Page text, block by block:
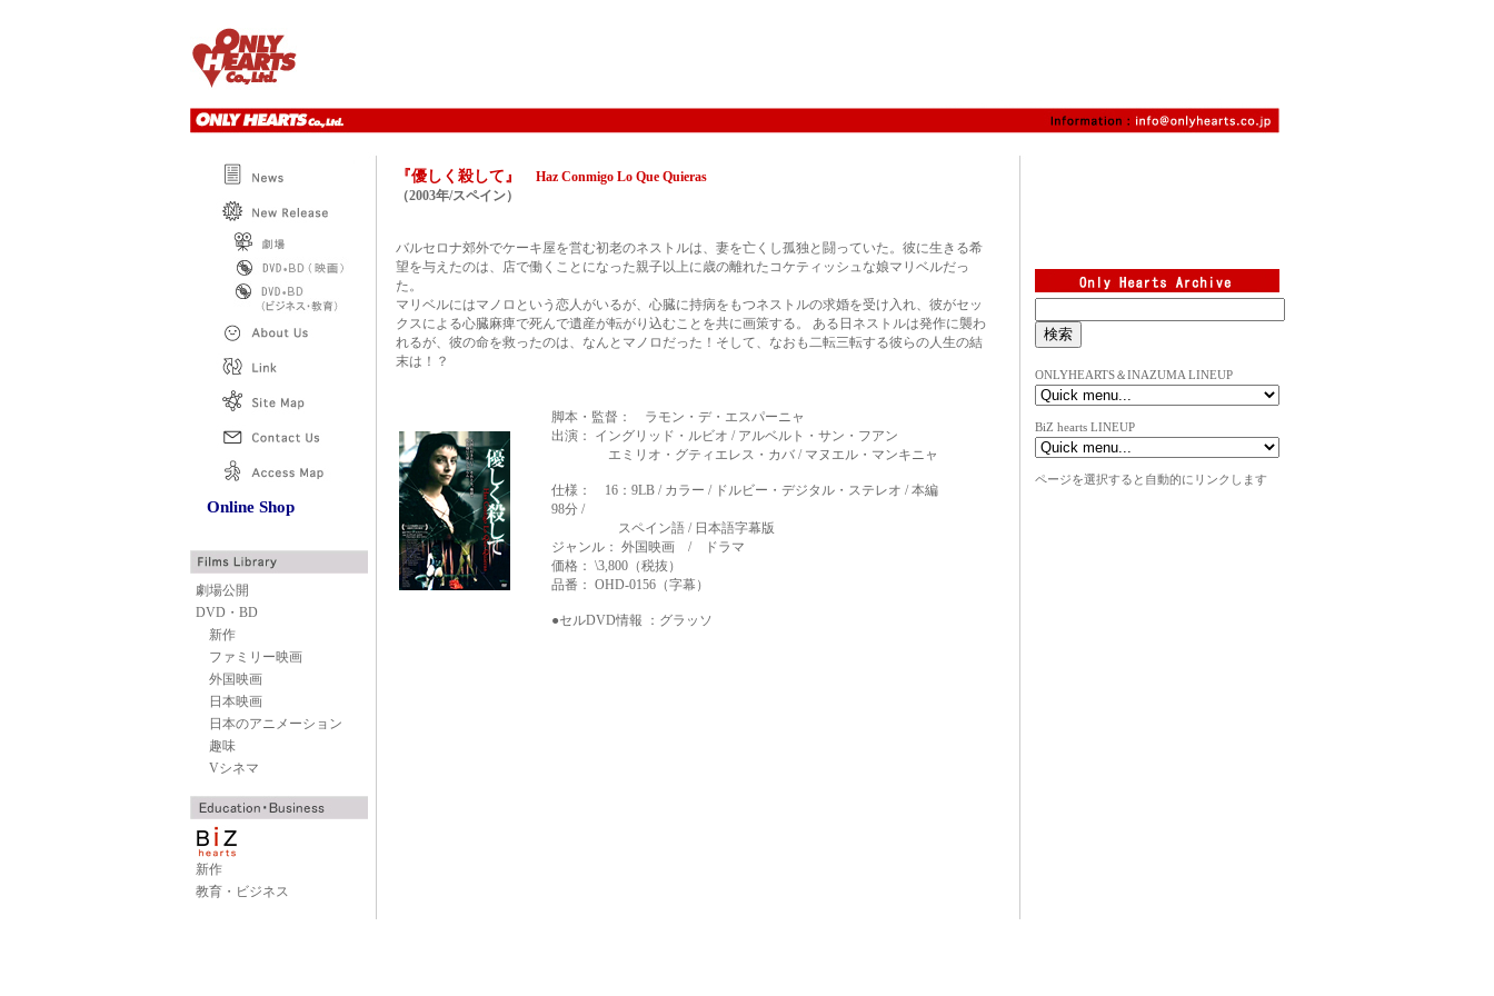
Online Shop
劇場公開
DVD・BD
新作
ファミリー映画
外国映画
日本映画
日本のアニメーション
趣味
Vシネマ
新作
教育・ビジネス
『優しく殺して』 Haz Conmigo Lo Que Quieras
（2003年/スペイン）
バルセロナ郊外でケーキ屋を営む初老のネストルは、妻を亡くし孤独と闘っていた。彼に生きる希
望を与えたのは、店で働くことになった親子以上に歳の離れたコケティッシュな娘マリベルだっ
た。
マリベルにはマノロという恋人がいるが、心臓に持病をもつネストルの求婚を受け入れ、彼がセッ
クスによる心臓麻痺で死んで遺産が転がり込むことを共に画策する。 ある日ネストルは発作に襲わ
れるが、彼の命を救ったのは、なんとマノロだった！そして、なおも二転三転する彼らの人生の結
末は！？
脚本・監督： ラモン・デ・エスパーニャ
出演： イングリッド・ルビオ / アルベルト・サン・フアン
エミリオ・グティエレス・カバ / マヌエル・マンキニャ
仕様： 16：9LB / カラー / ドルビー・デジタル・ステレオ / 本編
98分 /
スペイン語 / 日本語字幕版
ジャンル： 外国映画 / ドラマ
価格： \3,800（税抜）
品番： OHD-0156（字幕）
●セルDVD情報 ： グラッソ
ONLYHEARTS＆INAZUMA LINEUP
BiZ hearts LINEUP
ページを選択すると自動的にリンクします